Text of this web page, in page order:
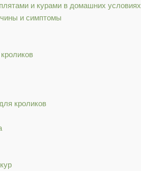
и курами в домашних условиях
и симптомы
кроликов